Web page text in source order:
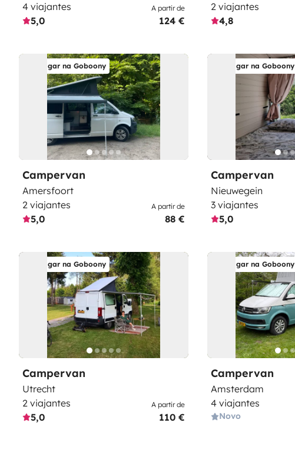
4 viajantes
5,0
A partir de
124 €
2 viajantes
4,8
Alugar na Goboony
Campervan
Amersfoort
2 viajantes
5,0
A partir de
88 €
Alugar na Goboony
Campervan
Nieuwegein
3 viajantes
5,0
Alugar na Goboony
Campervan
Utrecht
2 viajantes
5,0
A partir de
110 €
Alugar na Goboony
Campervan
Amsterdam
4 viajantes
Novo